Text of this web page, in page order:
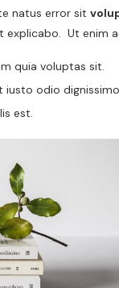
natus error sit
Ut enim
quia voluptas sit.
iusto odio
est.